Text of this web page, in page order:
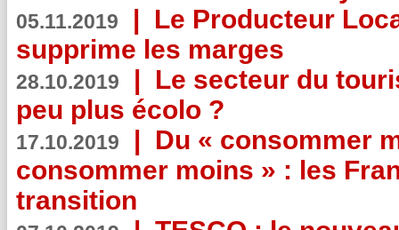
05.11.2019 | Le Producteur
supprime les marges
28.10.2019 | Le secteur du
peu plus écolo ?
17.10.2019 | Du « consommer
consommer moins » : les
transition